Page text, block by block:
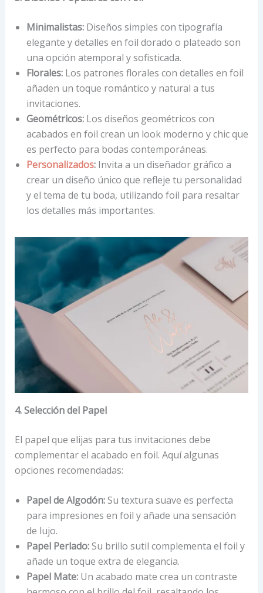
Minimalistas:Diseños simples con tipografía
elegante y detalles en foil dorado o plateado son
una opción atemporal y sofisticada.
Florales:Los patrones florales con detalles en foil
añaden un toque romántico y natural a tus
invitaciones.
Geométricos:Los diseños geométricos con
acabados en foil crean un look moderno y chic que
es perfecto para bodas contemporáneas.
Personalizados:Invita a un diseñador gráfico a
crear un diseño único que refleje tu personalidad
y el tema de tu boda, utilizando foil para resaltar
los detalles más importantes.
4. Selección del Papel
El papel que elijas para tus invitaciones debe
complementar el acabado en foil. Aquí algunas
opciones recomendadas:
Papel de Algodón:Su textura suave es perfecta
para impresiones en foil y añade una sensación
de lujo.
Papel Perlado:Su brillo sutil complementa el foil y
añade un toque extra de elegancia.
Papel Mate:Un acabado mate crea un contraste